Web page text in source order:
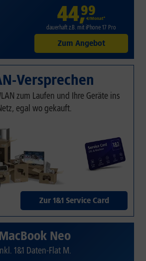
44,99
€/Monat*
dauerhaft z.B. mit iPhone 17 Pro
Zum Angebot
Versprechen
zum Laufen und Ihre Geräte ins
egal wo gekauft.
Zur 1&1 Service Card
Neo
1&1 Daten-Flat M.